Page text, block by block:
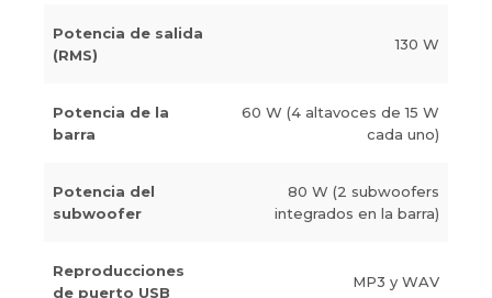
Potencia de salida
(RMS)
130 W
Potencia de la
barra
60 W (4 altavoces de 15 W
cada uno)
Potencia del
subwoofer
80 W (2 subwoofers
integrados en la barra)
Reproducciones
de puerto USB
MP3 y WAV